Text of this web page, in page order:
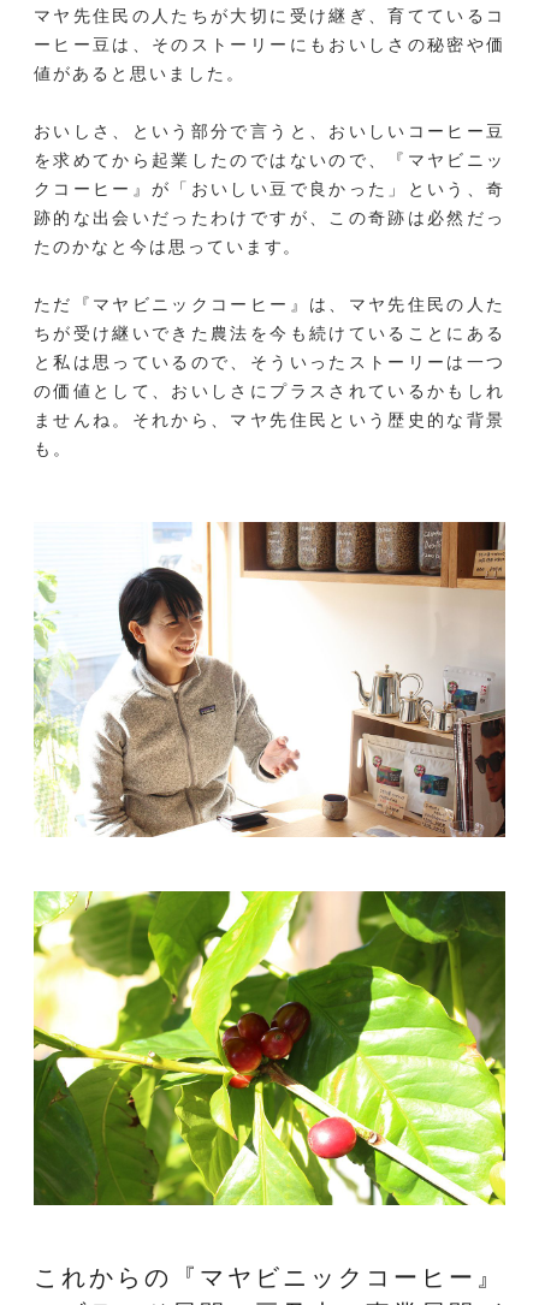
マヤ先住民の人たちが大切に受け継ぎ、育てているコ
ーヒー豆は、そのストーリーにもおいしさの秘密や価
値があると思いました。
おいしさ、という部分で言うと、おいしいコーヒー豆
を求めてから起業したのではないので、『マヤビニッ
クコーヒー』が「おいしい豆で良かった」という、奇
跡的な出会いだったわけですが、この奇跡は必然だっ
たのかなと今は思っています。
ただ『マヤビニックコーヒー』は、マヤ先住民の人た
ちが受け継いできた農法を今も続けていることにある
と私は思っているので、そういったストーリーは一つ
の価値として、おいしさにプラスされているかもしれ
ませんね。それから、マヤ先住民という歴史的な背景
も。
これからの『マヤビニックコーヒー』